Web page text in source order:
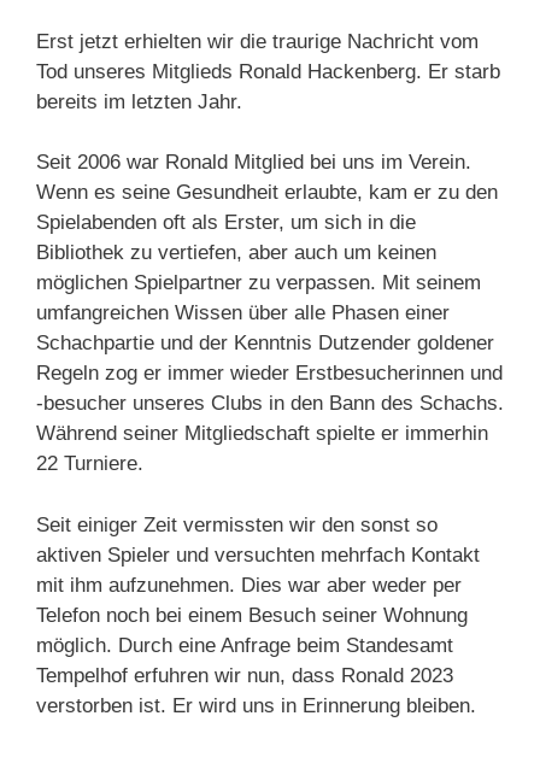
Erst jetzt erhielten wir die traurige Nachricht vom
Tod unseres Mitglieds Ronald Hackenberg. Er starb
bereits im letzten Jahr.
Seit 2006 war Ronald Mitglied bei uns im Verein.
Wenn es seine Gesundheit erlaubte, kam er zu den
Spielabenden oft als Erster, um sich in die
Bibliothek zu vertiefen, aber auch um keinen
möglichen Spielpartner zu verpassen. Mit seinem
umfangreichen Wissen über alle Phasen einer
Schachpartie und der Kenntnis Dutzender goldener
Regeln zog er immer wieder Erstbesucherinnen und
-besucher unseres Clubs in den Bann des Schachs.
Während seiner Mitgliedschaft spielte er immerhin
22 Turniere.
Seit einiger Zeit vermissten wir den sonst so
aktiven Spieler und versuchten mehrfach Kontakt
mit ihm aufzunehmen. Dies war aber weder per
Telefon noch bei einem Besuch seiner Wohnung
möglich. Durch eine Anfrage beim Standesamt
Tempelhof erfuhren wir nun, dass Ronald 2023
verstorben ist. Er wird uns in Erinnerung bleiben.